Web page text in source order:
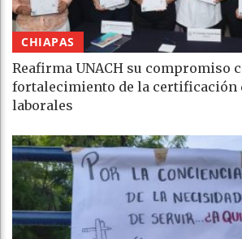
CHIAPAS
Reafirma UNACH su compromiso
fortalecimiento de la certificación
laborales